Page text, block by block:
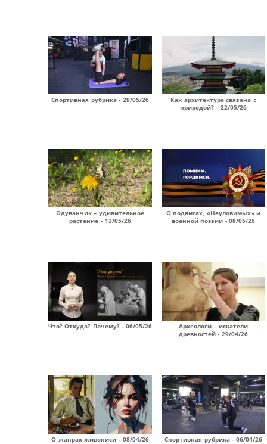
Спортивная рубрика - 29/05/26
Как архитектура связана с
природой? - 22/05/26
Одуванчик – удивительное
растение - 13/05/26
О подвигах, «Неуловимых» и
военной поэзии - 08/05/26
Что? Откуда? Почему? - 06/05/26
Археологи – искатели
древностей - 29/04/26
О жанрах живописи - 08/04/26 Спортивная рубрика - 06/04/26